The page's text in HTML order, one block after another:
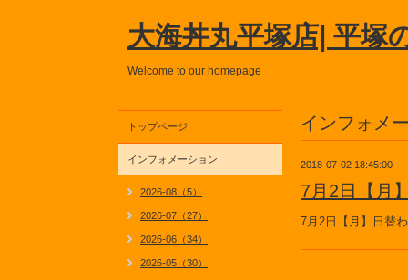
大海丼丸平塚店| 平塚
Welcome to our homepage
インフォメ
2018-07-02 18:45:00
7月2日【月
7月2日【月】日替
トップページ
インフォメーション
2026-08（5）
2026-07（27）
2026-06（34）
2026-05（30）